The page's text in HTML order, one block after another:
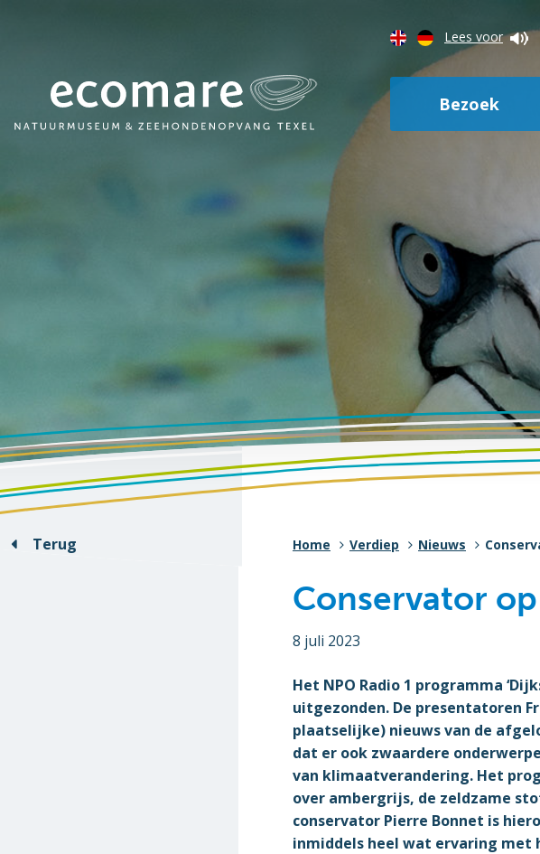
Lees voor
Bezoek
Terug Home Verdiep Nieuws
Conservator
8 juli 2023
Het NPO Radio 1 programma
uitgezonden. De presentatoren
plaatselijke) nieuws van de
dat er ook zwaardere
van klimaatverandering. Het
over ambergrijs, de zeldzame
conservator Pierre Bonnet is
inmiddels heel wat ervaring met